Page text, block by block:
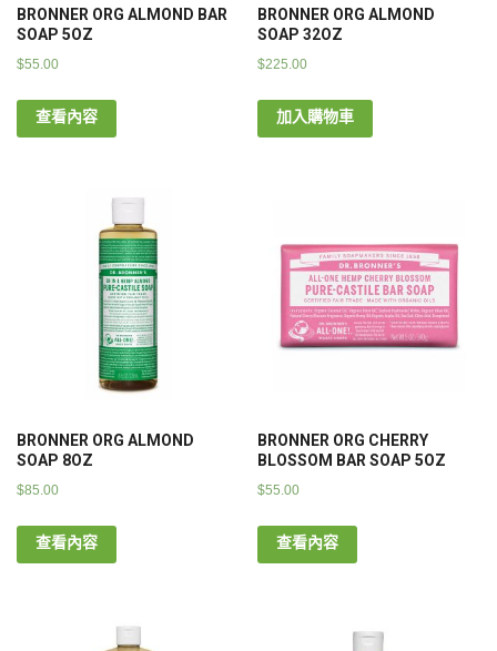
BRONNER ORG ALMOND BAR
SOAP 5OZ
$55.00
查看內容
BRONNER ORG ALMOND
SOAP 32OZ
$225.00
加入購物車
BRONNER ORG ALMOND
SOAP 8OZ
$85.00
查看內容
BRONNER ORG CHERRY
BLOSSOM BAR SOAP 5OZ
$55.00
查看內容